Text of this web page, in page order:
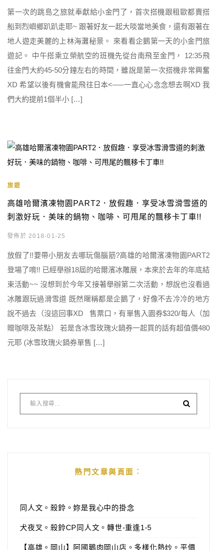
第一次的跳島之旅就奉獻給小金門了，首次搭機跟租歐都賣搭
船到烈嶼鄉趴趴走耶~ 跟著好友一起大啖當地美食，還有跟著在
地人遊走美麗的上林海灘秘景。 來看看企鵝第一天的小金門旅
遊記。 中午搭乘立榮航空的班機先從台南飛至金門， 12:35飛
往金門大約45-50分鐘左右的時間，雖說是第一次搭機非常興奮
XD 希望以後有機會能飛往日本<—–一直心心念念想去啊XD 我
們大約提前1個半小 […]
旅遊
高雄哈爾濱凍物園PART2．放假趣．享受冰雪滑雪道的
刺激好玩．美味的鍋物、咖啡、可甩尾的飄移卡丁車!!
發佈於 2018-01-25
放假了!!要帶小朋友去哪玩傷腦筋?高雄的哈爾濱凍物園PART2
登場了唷!! 已經舉辦18屆的哈爾濱冰雕展，本來於去年的年底結
束活動~~ 沒想到於今年又接著舉辦第二次活動，想說也沒看過
冰雕跟玩過滑雪道 既然暱稱都是企鵝了，好像不去冷冷的地方
說不過去（沒這回事XD 售票口，有單售入園券$320/每人（加
贈咖啡及茶點） 若是含冰雪玫瑰火鍋券一起買的話有超值價480
元耶 (冰雪玫瑰火鍋券單售 […]
熱門文章與頁面︰
同人文。殺鈴。妳是我心中的掛念
犬夜叉。殺鈴CP同人文。轉世-重逢1-5
【高雄。岡山】阿國鵝肉岡山店。多樣化熱炒。平價